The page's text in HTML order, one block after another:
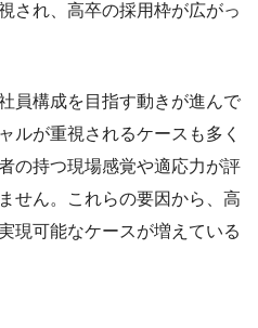
され、高卒の採用枠が広がっ
員構成を目指す動きが進んで
ルが重視されるケースも多く
の持つ現場感覚や適応力が評
せん。これらの要因から、高
現可能なケースが増えている